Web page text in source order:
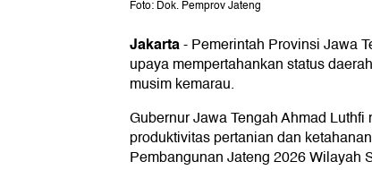
Foto: Dok. Pemprov Jateng
Jakarta-Pemerintah Provinsi Jawa
upaya mempertahankan status
musim kemarau.
Gubernur Jawa Tengah Ahmad
produktivitas pertanian dan
Pembangunan Jateng 2026 Wilayah